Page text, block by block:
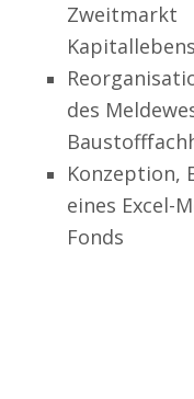
Zweitmarkt
des
Konzeption,
eines Excel-
Fonds